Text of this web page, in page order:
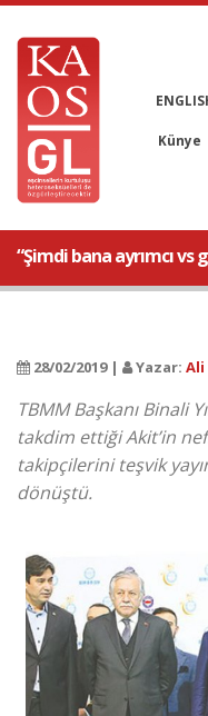
Künye
“Şimdi bana ayrımcı
28/02/2019 | Yazar: Ali
TBMM Başkanı Binali
takdim ettiği Akit’in
takipçilerini teşvik
dönüştü.